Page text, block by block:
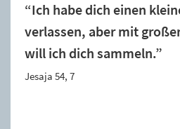
“Ich habe dich einen
verlassen, aber mit
will ich dich sammeln.”
Jesaja 54, 7